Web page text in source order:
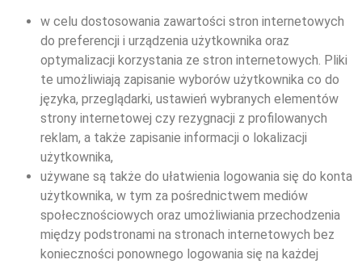
w celu dostosowania zawartości stron internetowych
do preferencji i urządzenia użytkownika oraz
optymalizacji korzystania ze stron internetowych. Pliki
te umożliwiają zapisanie wyborów użytkownika co do
języka, przeglądarki, ustawień wybranych elementów
strony internetowej czy rezygnacji z profilowanych
reklam, a także zapisanie informacji o lokalizacji
użytkownika,
używane są także do ułatwienia logowania się do konta
użytkownika, w tym za pośrednictwem mediów
społecznościowych oraz umożliwiania przechodzenia
między podstronami na stronach internetowych bez
konieczności ponownego logowania się na każdej